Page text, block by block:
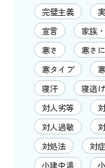
完璧主義
宣言
家族
寒さ
寒さ
寒タイプ
寝汗
寝逃げ
対人劣等
対人過敏
対処法
対
小建中湯